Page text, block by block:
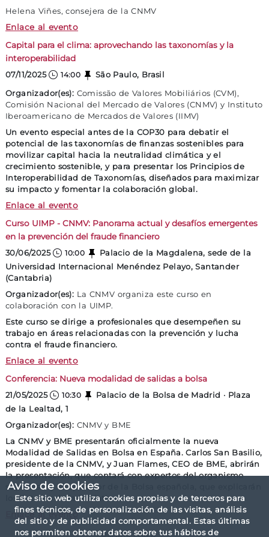
Aviso de cookies
Este sitio web utiliza cookies propias y de terceros para
fines técnicos, de personalización de las visitas, análisis
del sitio y de publicidad comportamental. Estas últimas
nos permiten obtener datos sobre tus hábitos de
Helena Viñes, consejera de la CNMV
Enlace al eventoLa CNMV en la COP30
Capital para el clima: aprovechando las taxonomías y la
interoperabilidad
07/11/2025
14:00
São Paulo, Brasil
Organizador(es): Comissão de Valores Mobiliários (CVM),
Comisión Nacional del Mercado de Valores (CNMV) y Instituto
Iberoamericano de Mercados de Valores (IIMV)
Un evento especial antes de la COP30 para debatir el
potencial de las taxonomías de finanzas sostenibles para
movilizar capital hacia la neutralidad climática y el
crecimiento sostenible, y para presentar los Principios de
Interoperabilidad de Taxonomías, diseñados para maximizar
su impacto y fomentar la colaboración global.
Enlace al eventoCapital para el clima: aprovechando las
Curso UIMP - CNMV: Panorama actual y desafíos emergentes
en la prevención del fraude financiero
30/06/2025
10:00
Palacio de la Magdalena, sede de la
Universidad Internacional Menéndez Pelayo, Santander
(Cantabria)
Organizador(es): La CNMV organiza este curso en
colaboración con la UIMP.
Este curso se dirige a profesionales que desempeñen su
trabajo en áreas relacionadas con la prevención y lucha
contra el fraude financiero.
Enlace al eventoCurso UIMP - CNMV: Panorama actual y
Conferencia: Nueva modalidad de salidas a bolsa
21/05/2025
10:30
Palacio de la Bolsa de Madrid · Plaza
de la Lealtad, 1
Organizador(es): CNMV y BME
La CNMV y BME presentarán oficialmente la nueva
Modalidad de Salidas en Bolsa en España. Carlos San Basilio,
presidente de la CNMV, y Juan Flames, CEO de BME, abrirán
la presentación, que contará con expertos del organismo
supervisor y el operador de la Bolsa española, que explicarán
los detalles de la iniciativa.
Enlace al eventoConferencia: Nueva modalidad de salidas